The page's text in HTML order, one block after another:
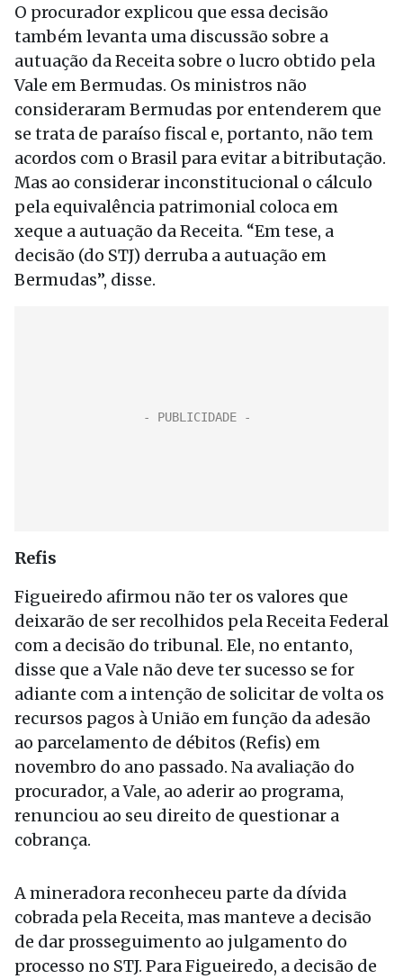
O procurador explicou que essa decisão
também levanta uma discussão sobre a
autuação da Receita sobre o lucro obtido pela
Vale em Bermudas. Os ministros não
consideraram Bermudas por entenderem que
se trata de paraíso fiscal e, portanto, não tem
acordos com o Brasil para evitar a bitributação.
Mas ao considerar inconstitucional o cálculo
pela equivalência patrimonial coloca em
xeque a autuação da Receita. “Em tese, a
decisão (do STJ) derruba a autuação em
Bermudas”, disse.
Refis
Figueiredo afirmou não ter os valores que
deixarão de ser recolhidos pela Receita Federal
com a decisão do tribunal. Ele, no entanto,
disse que a Vale não deve ter sucesso se for
adiante com a intenção de solicitar de volta os
recursos pagos à União em função da adesão
ao parcelamento de débitos (Refis) em
novembro do ano passado. Na avaliação do
procurador, a Vale, ao aderir ao programa,
renunciou ao seu direito de questionar a
cobrança.
A mineradora reconheceu parte da dívida
cobrada pela Receita, mas manteve a decisão
de dar prosseguimento ao julgamento do
processo no STJ. Para Figueiredo, a decisão de